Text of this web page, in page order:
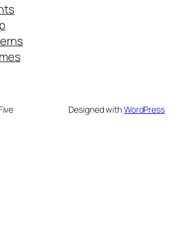
Designed withWordPress